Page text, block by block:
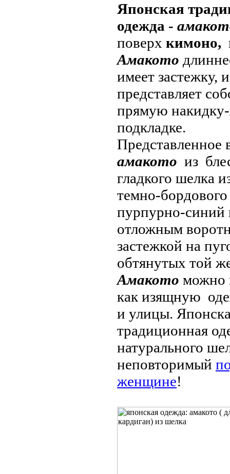
Японская
одежда -
поверх кимоно,
Амакото
имеет застежку, и
представляет
прямую
подкладке.
Представленное
амакото из
гладкого шелка
темно-
пурпурно-синий
отложным
застежкой на
обтянутых той
Амакото можно
как изящную
и улицы.
традиционная
натурального
неповторимый
женщине!